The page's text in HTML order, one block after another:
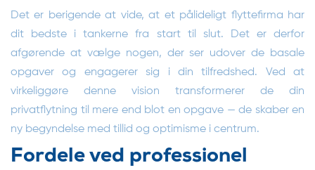
Det er berigende at vide, at et pålideligt flyttefirma har
dit bedste i tankerne fra start til slut. Det er derfor
afgørende at vælge nogen, der ser udover de basale
opgaver og engagerer sig i din tilfredshed. Ved at
virkeliggøre denne vision transformerer de din
privatflytning til mere end blot en opgave — de skaber en
ny begyndelse med tillid og optimisme i centrum.
Fordele ved professionel